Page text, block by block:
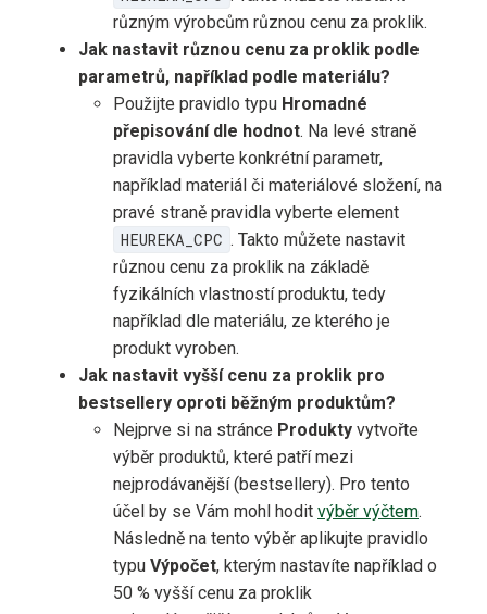
různým výrobcům různou cenu za proklik.
Jak nastavit různou cenu za proklik podle
parametrů, například podle materiálu?
Použijte pravidlo typu Hromadné
přepisování dle hodnot. Na levé straně
pravidla vyberte konkrétní parametr,
například materiál či materiálové složení, na
pravé straně pravidla vyberte element
HEUREKA_CPC . Takto můžete nastavit
různou cenu za proklik na základě
fyzikálních vlastností produktu, tedy
například dle materiálu, ze kterého je
produkt vyroben.
Jak nastavit vyšší cenu za proklik pro
bestsellery oproti běžným produktům?
Nejprve si na stránce Produkty vytvořte
výběr produktů, které patří mezi
nejprodávanější (bestsellery). Pro tento
účel by se Vám mohl hodit výběr výčtem.
Následně na tento výběr aplikujte pravidlo
typu Výpočet, kterým nastavíte například o
50 % vyšší cenu za proklik